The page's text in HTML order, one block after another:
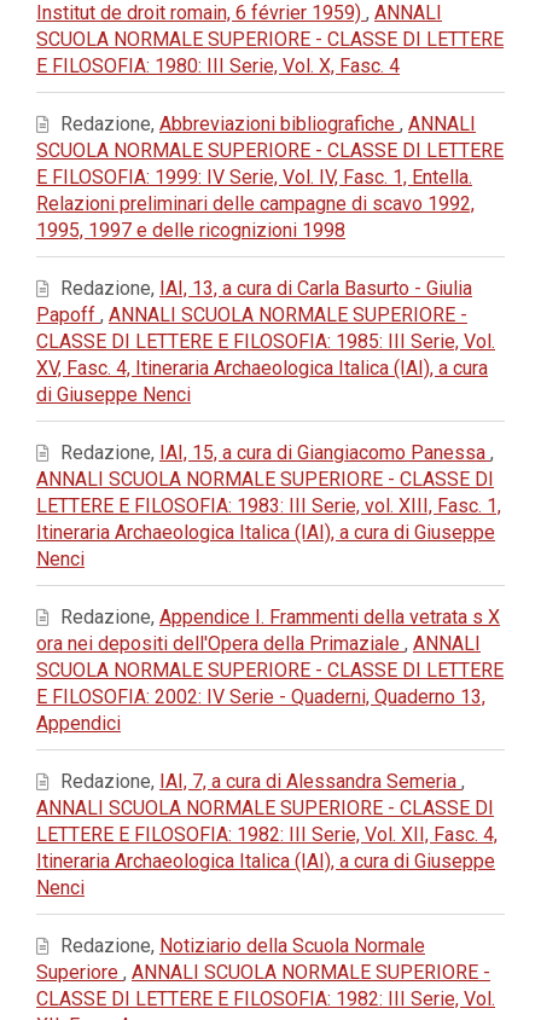
Institut de droit romain, 6 février 1959) , ANNALI
SCUOLA NORMALE SUPERIORE - CLASSE DI LETTERE
E FILOSOFIA: 1980: III Serie, Vol. X, Fasc. 4
Redazione, Abbreviazioni bibliografiche , ANNALI
SCUOLA NORMALE SUPERIORE - CLASSE DI LETTERE
E FILOSOFIA: 1999: IV Serie, Vol. IV, Fasc. 1, Entella.
Relazioni preliminari delle campagne di scavo 1992,
1995, 1997 e delle ricognizioni 1998
Redazione, IAI, 13, a cura di Carla Basurto - Giulia
Papoff , ANNALI SCUOLA NORMALE SUPERIORE -
CLASSE DI LETTERE E FILOSOFIA: 1985: III Serie, Vol.
XV, Fasc. 4, Itineraria Archaeologica Italica (IAI), a cura
di Giuseppe Nenci
Redazione, IAI, 15, a cura di Giangiacomo Panessa ,
ANNALI SCUOLA NORMALE SUPERIORE - CLASSE DI
LETTERE E FILOSOFIA: 1983: III Serie, vol. XIII, Fasc. 1,
Itineraria Archaeologica Italica (IAI), a cura di Giuseppe
Nenci
Redazione, Appendice I. Frammenti della vetrata s X
ora nei depositi dell'Opera della Primaziale , ANNALI
SCUOLA NORMALE SUPERIORE - CLASSE DI LETTERE
E FILOSOFIA: 2002: IV Serie - Quaderni, Quaderno 13,
Appendici
Redazione, IAI, 7, a cura di Alessandra Semeria ,
ANNALI SCUOLA NORMALE SUPERIORE - CLASSE DI
LETTERE E FILOSOFIA: 1982: III Serie, Vol. XII, Fasc. 4,
Itineraria Archaeologica Italica (IAI), a cura di Giuseppe
Nenci
Redazione, Notiziario della Scuola Normale
Superiore , ANNALI SCUOLA NORMALE SUPERIORE -
CLASSE DI LETTERE E FILOSOFIA: 1982: III Serie, Vol.